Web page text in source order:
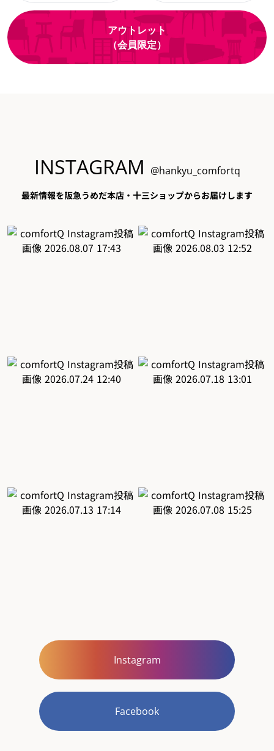
アウトレット
（会員限定）
INSTAGRAM @hankyu_comfortq
最新情報を阪急うめだ本店・十三ショップからお届けします
Instagram
Facebook